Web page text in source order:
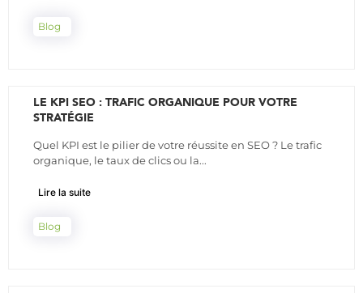
Blog
LE KPI SEO : TRAFIC ORGANIQUE POUR VOTRE
STRATÉGIE
Quel KPI est le pilier de votre réussite en SEO ? Le trafic
organique, le taux de clics ou la...
Lire la suite
Blog